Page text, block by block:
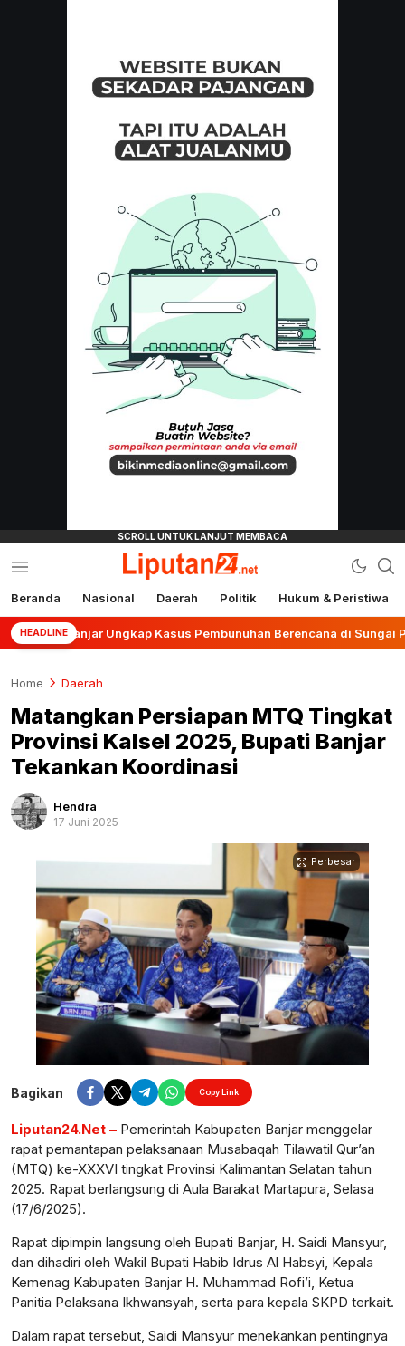
liputan24.net
Beranda Nasional Daerah Politik Hukum & Peristiwa
HEADLINE
Banjar Ungkap Kasus Pembunuhan Berencana di Sungai Pinang
Home Daerah
Matangkan Persiapan MTQ Tingkat
Provinsi Kalsel 2025, Bupati Banjar
Tekankan Koordinasi
Hendra
17 Juni 2025
Perbesar
Bagikan Copy Link
Liputan24.Net – Pemerintah Kabupaten Banjar menggelar
rapat pemantapan pelaksanaan Musabaqah Tilawatil Qur’an
(MTQ) ke-XXXVI tingkat Provinsi Kalimantan Selatan tahun
2025. Rapat berlangsung di Aula Barakat Martapura, Selasa
(17/6/2025).
Rapat dipimpin langsung oleh Bupati Banjar, H. Saidi Mansyur,
dan dihadiri oleh Wakil Bupati Habib Idrus Al Habsyi, Kepala
Kemenag Kabupaten Banjar H. Muhammad Rofi’i, Ketua
Panitia Pelaksana Ikhwansyah, serta para kepala SKPD terkait.
Dalam rapat tersebut, Saidi Mansyur menekankan pentingnya